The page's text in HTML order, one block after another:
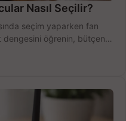
Nasıl Seçilir?
seçim yaparken fan
öğrenin, bütçenizi